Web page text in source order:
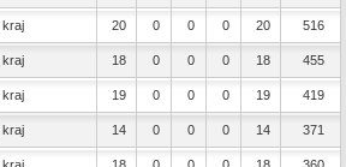
kraj 20 0 0 0 20 516
kraj 18 0 0 0 18 455
kraj 19 0 0 0 19 419
kraj 14 0 0 0 14 371